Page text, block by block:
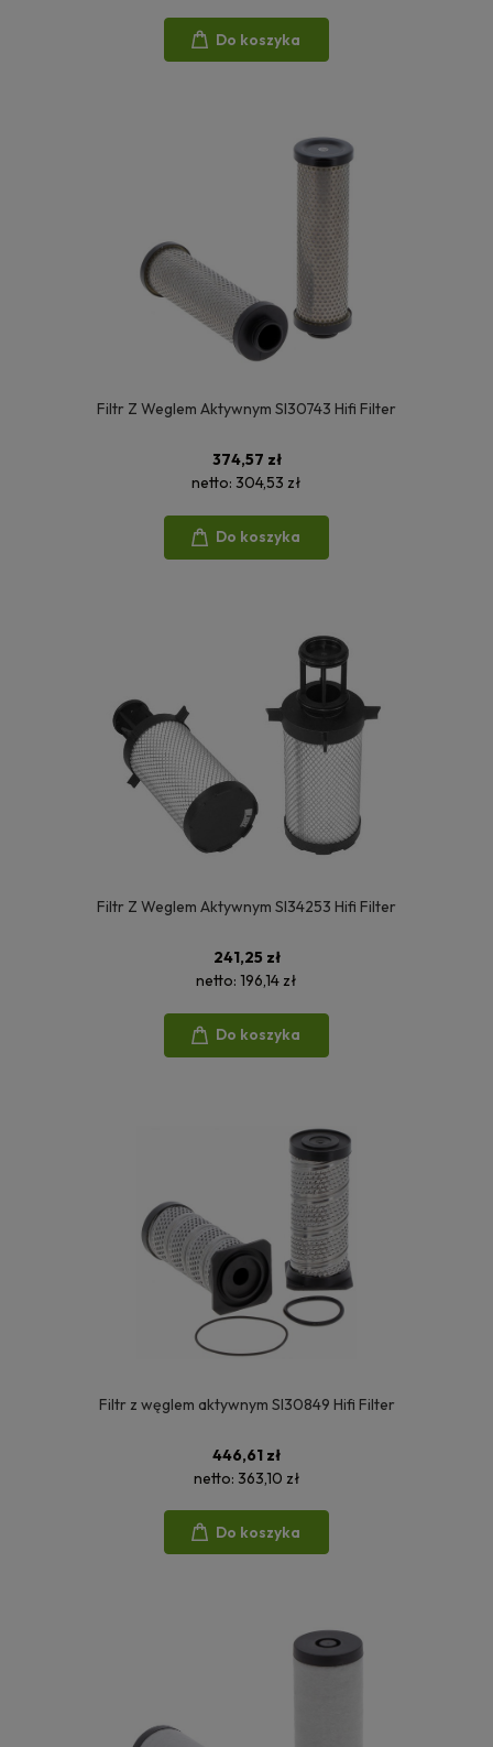
Do koszyka
Filtr Z Weglem Aktywnym SI30743 Hifi Filter
374,57 zł
netto: 304,53 zł
Do koszyka
Filtr Z Weglem Aktywnym SI34253 Hifi Filter
241,25 zł
netto: 196,14 zł
Do koszyka
Filtr z węglem aktywnym SI30849 Hifi Filter
446,61 zł
netto: 363,10 zł
Do koszyka